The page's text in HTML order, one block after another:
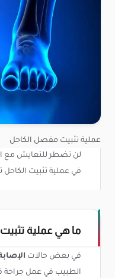
عملية تثبيت مفصل الكاحل
لن تضطر للتعايش مع
في عملية تثبيت
ما هي عملية
في بعض حالات
الطبيب في عمل جراحة